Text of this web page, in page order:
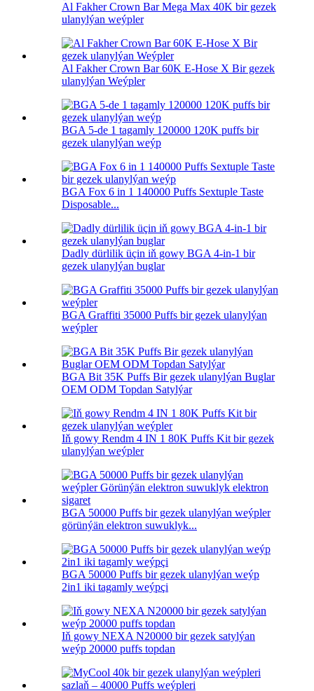
Al Fakher Crown Bar Mega Max 40K bir gezek
ulanylýan weýpler
Al Fakher Crown Bar 60K E-Hose X Bir gezek
ulanylýan Weýpler
BGA 5-de 1 tagamly 120000 120K puffs bir
gezek ulanylýan weýp
BGA Fox 6 in 1 140000 Puffs Sextuple Taste
Disposable...
Dadly dürlilik üçin iň gowy BGA 4-in-1 bir
gezek ulanylýan buglar
BGA Graffiti 35000 Puffs bir gezek ulanylýan
weýpler
BGA Bit 35K Puffs Bir gezek ulanylýan Buglar
OEM ODM Topdan Satylýar
Iň gowy Rendm 4 IN 1 80K Puffs Kit bir gezek
ulanylýan weýpler
BGA 50000 Puffs bir gezek ulanylýan weýpler
görünýän elektron suwuklyk...
BGA 50000 Puffs bir gezek ulanylýan weýp
2in1 iki tagamly weýpçi
Iň gowy NEXA N20000 bir gezek satylýan
weýp 20000 puffs topdan